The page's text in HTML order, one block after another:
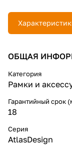
модные тенденции.
произведены из
материалов:
дерево (бамбук).
рамок из широкой
оттенков, можно
уникальное
Благодаря
симметрии
горизонтально, так и
вертикально.
углы устройств
ОБЩАЯ
Категория
Рамки и
Гарантийный срок
18
Серия
AtlasDesign